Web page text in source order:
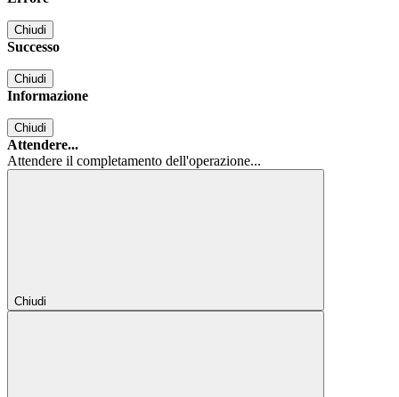
Chiudi
Successo
Chiudi
Informazione
Chiudi
Attendere...
Attendere il completamento dell'operazione...
Chiudi